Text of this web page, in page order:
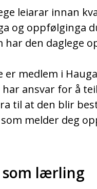
leiarar innan
og oppfølginga
den daglege
er medlem i
ansvar for å
til at den blir
melder deg
som lærling